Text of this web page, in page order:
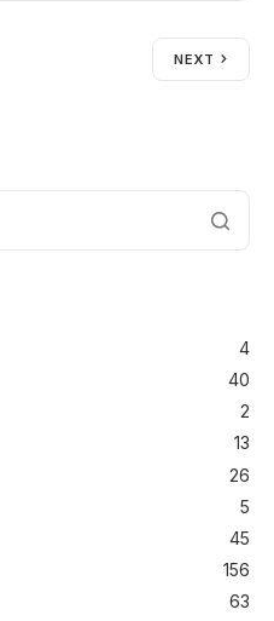
NEXT
4
40
2
13
26
5
45
156
63